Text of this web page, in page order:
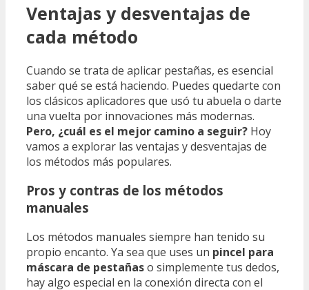
Ventajas y desventajas de
cada método
Cuando se trata de aplicar pestañas, es esencial
saber qué se está haciendo. Puedes quedarte con
los clásicos aplicadores que usó tu abuela o darte
una vuelta por innovaciones más modernas.
Pero, ¿cuál es el mejor camino a seguir? Hoy
vamos a explorar las ventajas y desventajas de
los métodos más populares.
Pros y contras de los métodos
manuales
Los métodos manuales siempre han tenido su
propio encanto. Ya sea que uses un pincel para
máscara de pestañaso simplemente tus dedos,
hay algo especial en la conexión directa con el